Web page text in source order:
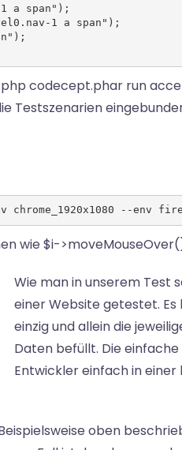
a span");
1 a span");
codecept.phar run
Testszenarien
--env
wie $i-
Wie man in unserem Test
einer Website getestet.
einzig und allein die
Daten befüllt. Die
Entwickler einfach in
oben